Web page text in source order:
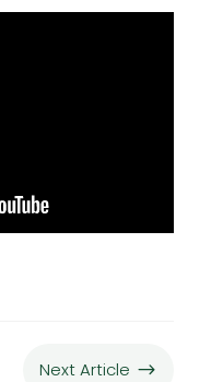
Next Article $